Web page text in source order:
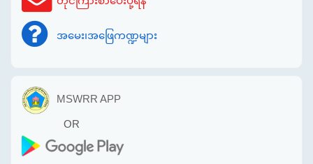
အမေး၊အဖြေကဏ္ဍများ
MSWRR APP
OR